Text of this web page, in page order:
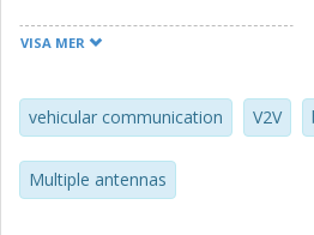
work. To guarantee robustness,
modeled by a single dominant
communicating vehicles. In
channel knowledge, we analytically
parameters of both ABN and
VISA MER
vehicular communication V2V
Multiple antennas